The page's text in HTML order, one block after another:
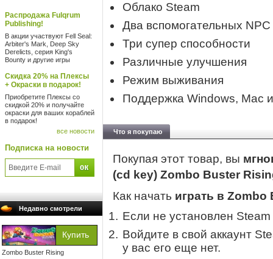
Распродажа Fulqrum
Publishing!
В акции участвуют Fell Seal:
Arbiter's Mark, Deep Sky
Derelicts, серия King's
Bounty и другие игры
Скидка 20% на Плексы
+ Окраски в подарок!
Приобретите Плексы со
скидкой 20% и получайте
окраски для ваших кораблей
в подарок!
все новости
Подписка на новости
Недавно смотрели
Zombo Buster Rising
Облако Steam
Два вспомогательных
Три супер способности
Различные улучшения
Режим выживания
Поддержка Windows, Mac
Что я покупаю
Покупая этот товар, вы
(cd key) Zombo Buster
Как начать играть в Zombo
Если не установлен
Войдите в свой аккаунт
у вас его еще нет.